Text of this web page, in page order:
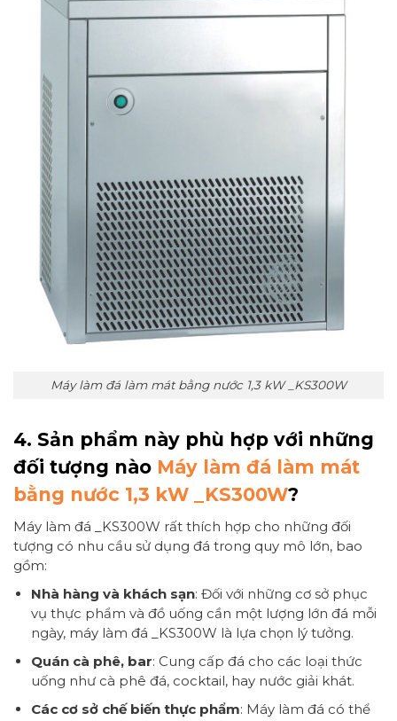
Máy làm đá làm mát bằng nước 1,3 kW _KS300W
4. Sản phẩm này phù hợp với những
đối tượng nào Máy làm đá làm mát
bằng nước 1,3 kW _KS300W?
Máy làm đá _KS300W rất thích hợp cho những đối
tượng có nhu cầu sử dụng đá trong quy mô lớn, bao
gồm:
Nhà hàng và khách sạn: Đối với những cơ sở phục
vụ thực phẩm và đồ uống cần một lượng lớn đá mỗi
ngày, máy làm đá _KS300W là lựa chọn lý tưởng.
Quán cà phê, bar: Cung cấp đá cho các loại thức
uống như cà phê đá, cocktail, hay nước giải khát.
Các cơ sở chế biến thực phẩm: Máy làm đá có thể